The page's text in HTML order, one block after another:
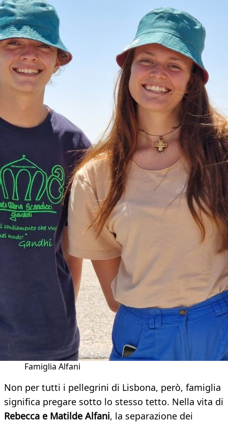
Famiglia Alfani
Non per tutti i pellegrini di Lisbona, però, famiglia
significa pregare sotto lo stesso tetto. Nella vita di
Rebecca e Matilde Alfani, la separazione dei